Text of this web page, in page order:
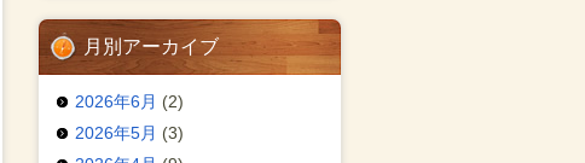
月別アーカイブ
2026年6月 (2)
2026年5月 (3)